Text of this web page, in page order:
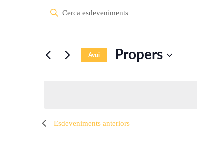
NAVEGACIÓ
VISUAL
I
Introduïu
paraula
Cerqueu
clau.
Avui Propers
Esdeveniments anteriors